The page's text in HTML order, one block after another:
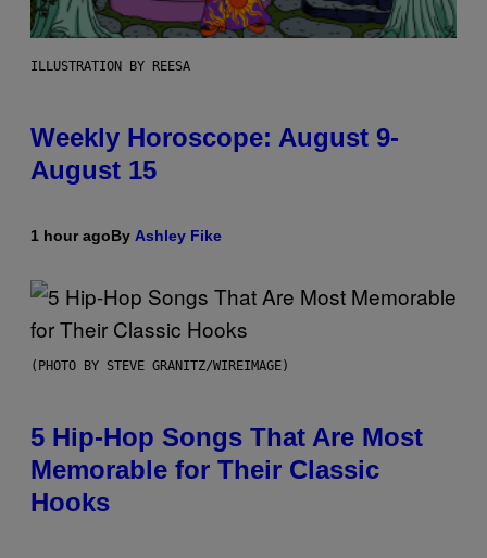
ILLUSTRATION BY REESA
Weekly Horoscope: August 9-
August 15
1 hour agoBy Ashley Fike
(PHOTO BY STEVE GRANITZ/WIREIMAGE)
5 Hip-Hop Songs That Are Most
Memorable for Their Classic
Hooks